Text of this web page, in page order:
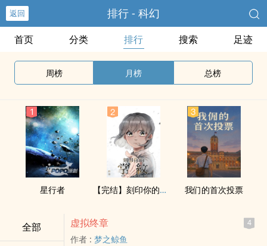
返回 排行 - 科幻
首页 分类 排行 搜索 足迹
周榜 月榜 总榜
星行者 【完结】刻印你的掌纹 我们的首次投票
全部 虚拟终章 4
作者 : 梦之鲸鱼